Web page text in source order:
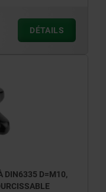
DÉTAILS
DIN6335 D=M10,